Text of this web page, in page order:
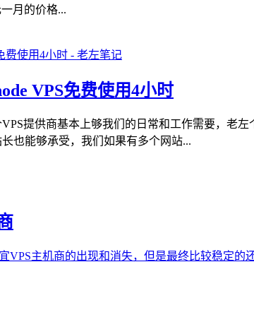
月的价格...
VPS免费使用4小时
提供商基本上够我们的日常和工作需要，老
也能够承受，我们如果有多个网站...
VPS主机商的出现和消失，但是最终比较稳定的